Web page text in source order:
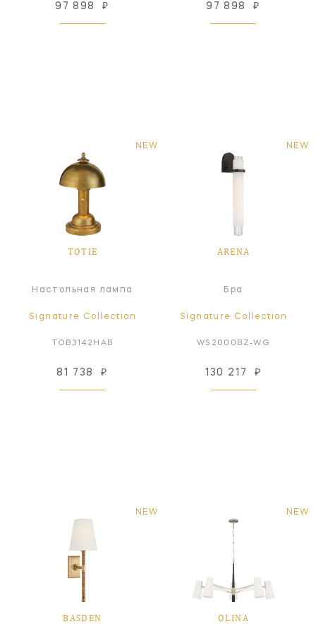
97 898 ₽ 97 898 ₽
NEW
TOTIE
Настольная лампа
Signature Collection
TOB3142HAB
81 738 ₽
NEW
ARENA
Бра
Signature Collection
WS2000BZ-WG
130 217 ₽
NEW
BASDEN
NEW
OLINA